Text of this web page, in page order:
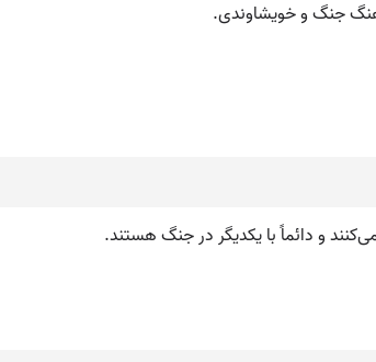
و دائماً با یکدیگر در جنگ هستند.